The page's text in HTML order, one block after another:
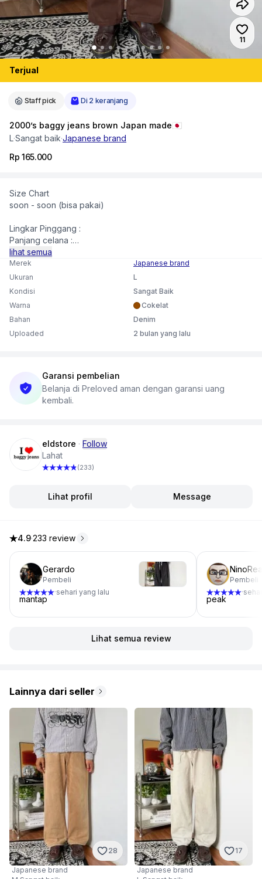
11
Terjual
Lainnya dari seller
28
Japanese brand
17
Japanese brand
Staff pick Di 2 keranjang
2000’s baggy jeans brown Japan made🇯🇵
L·Sangat baik·Japanese brand
Rp 165.000
Size Chart
soon - soon (bisa pakai)
Lingkar Pinggang :
Panjang celana :
Open leg :
Kondisi: thebest one!🙅🏻‍♂️10/10 in good condition✨
Best fitting💯warna ! hanya ada satuuu SIKATTT👀
lihat semua
Merek
Japanese brand
Ukuran
L
Kondisi
Sangat Baik
Warna
Cokelat
Bahan
Denim
Uploaded
2 bulan yang lalu
Garansi pembelian
Belanja di Preloved aman dengan garansi uang
kembali.
eldstore · Follow
Lahat
(233)
Lihat profil Message
4.9 dari 5 bintang, dari 233 ulasan
4.9·233 review
Gerardo
Pembeli
·sehari yang lalu
mantap
Pembeli
·
peak
Lihat semua review